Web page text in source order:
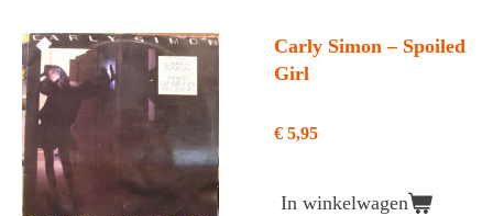
Carly Simon ‎– Spoiled
Girl
€ 5,95
In winkelwagen